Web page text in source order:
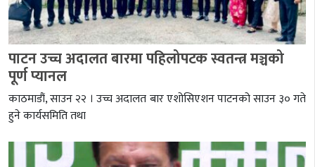
पाटन उच्च अदालत बारमा पहिलोपटक स्वतन्त्र मञ्चको
पूर्ण प्यानल
काठमाडौं, साउन २२ । उच्च अदालत बार एशोसिएशन पाटनको साउन ३० गते
हुने कार्यसमिति तथा